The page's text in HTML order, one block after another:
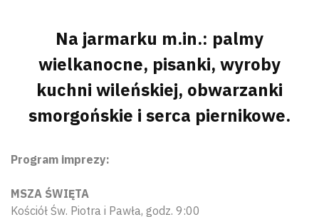
Na jarmarku m.in.: palmy
wielkanocne, pisanki, wyroby
kuchni wileńskiej, obwarzanki
smorgońskie i serca piernikowe.
Program imprezy:
MSZA ŚWIĘTA
Kościół Św. Piotra i Pawła, godz. 9:00